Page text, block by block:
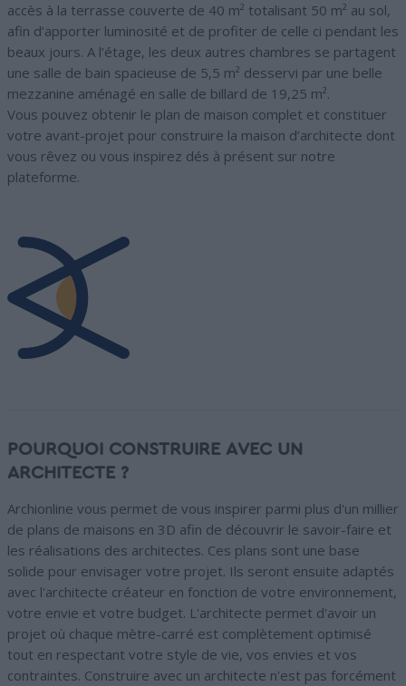
accès à la terrasse couverte de 40 m² totalisant 50 m² au sol,
afin d’apporter luminosité et de profiter de celle ci pendant les
beaux jours. A l’étage, les deux autres chambres se partagent
une salle de bain spacieuse de 5,5 m² desservi par une belle
mezzanine aménagé en salle de billard de 19,25 m².
Vous pouvez obtenir le plan de maison complet et constituer
votre avant-projet pour construire la maison d’architecte dont
vous rêvez ou vous inspirez dés à présent sur notre
plateforme.
POURQUOI CONSTRUIRE AVEC UN
ARCHITECTE ?
Archionline vous permet de vous inspirer parmi plus d'un millier
de plans de maisons en 3D afin de découvrir le savoir-faire et
les réalisations des architectes. Ces plans sont une base
solide pour envisager votre projet. Ils seront ensuite adaptés
avec l'architecte créateur en fonction de votre environnement,
votre envie et votre budget. L'architecte permet d'avoir un
projet où chaque mètre-carré est complètement optimisé
tout en respectant votre style de vie, vos envies et vos
contraintes. Construire avec un architecte n'est pas forcément